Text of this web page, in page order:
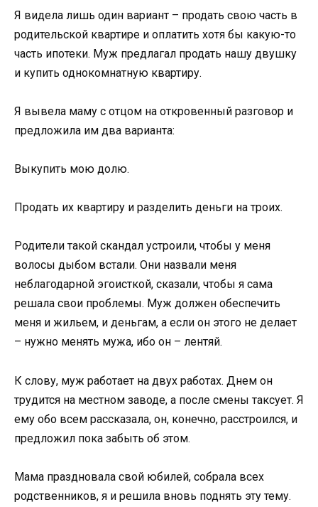
Я видела лишь один вариант – продать свою часть в
родительской квартире и оплатить хотя бы какую-то
часть ипотеки. Муж предлагал продать нашу двушку
и купить однокомнатную квартиру.
Я вывела маму с отцом на откровенный разговор и
предложила им два варианта:
Выкупить мою долю.
Продать их квартиру и разделить деньги на троих.
Родители такой скандал устроили, чтобы у меня
волосы дыбом встали. Они назвали меня
неблагодарной эгоисткой, сказали, чтобы я сама
решала свои проблемы. Муж должен обеспечить
меня и жильем, и деньгам, а если он этого не делает
– нужно менять мужа, ибо он – лентяй.
К слову, муж работает на двух работах. Днем он
трудится на местном заводе, а после смены таксует. Я
ему обо всем рассказала, он, конечно, расстроился, и
предложил пока забыть об этом.
Мама праздновала свой юбилей, собрала всех
родственников, я и решила вновь поднять эту тему.